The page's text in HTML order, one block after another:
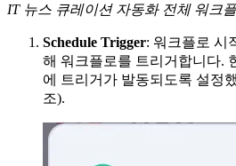
IT 뉴스 큐레이션 자동화 전체 워크
Schedule Trigger: 워크플로 시
해 워크플로를 트리거합니다.
에 트리거가 발동되도록 설정
조).